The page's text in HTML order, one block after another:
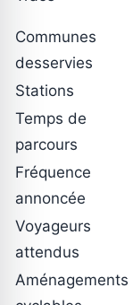
Communes
desservies
Stations
Temps de
parcours
Fréquence
annoncée
Voyageurs
attendus
Aménagements